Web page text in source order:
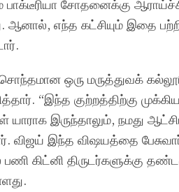
பாக்டீரியா சோதனைக்கு
எந்த கட்சியும் இதை
ஒரு மருத்துவக்
“இந்த குற்றத்திற்கு
இருந்தாலும், நமது
விஜய் இந்த விஷயத்தை
கிட்னி திருடர்களுக்கு